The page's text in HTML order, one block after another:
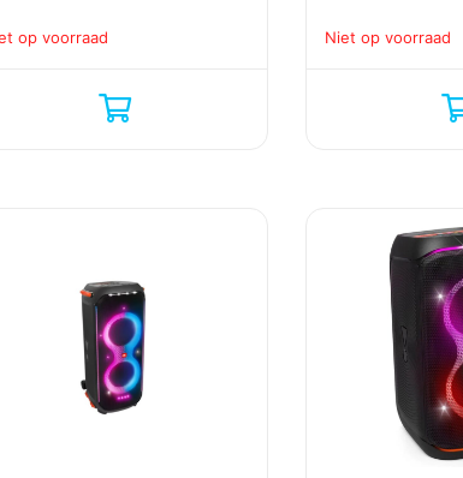
op voorraad Niet op voorraad